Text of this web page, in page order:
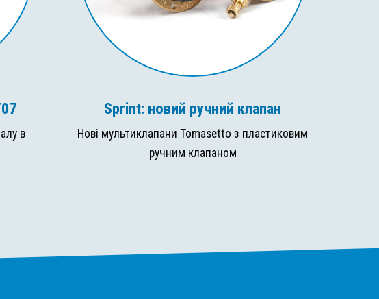
в
Sprint: новий ручний клапан
Нові мультиклапани Tomasetto з пластиковим
ручним клапаном